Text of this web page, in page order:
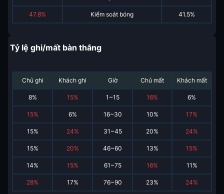
47.8% Kiểm soát bóng 41.5%
Tỷ lệ ghi/mất bàn thắng
Chủ ghi Khách ghi Giờ Chủ mất Khách mất
8% 15% 1~15 16% 6%
15% 6% 16~30 10% 17%
15% 24% 31~45 20% 24%
15% 20% 46~60 13% 15%
14% 15% 61~75 16% 11 %
28% 17% 76~90 23% 24%